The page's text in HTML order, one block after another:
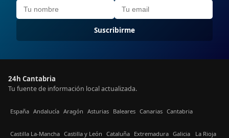
Suscribirme
24h Cantabria
Tu fuente de información local actualizada.
España Andalucía Aragón Asturias Baleares Canarias Cantabria
Castilla La-Mancha Castilla y León Cataluña Extremadura Galicia La Rioja